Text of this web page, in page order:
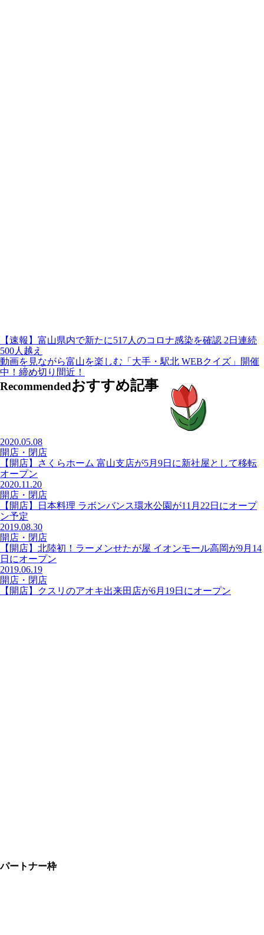
【速報】富山県内で新たに517人のコロナ感染を確認 2日連続
500人越え
動画を見ながら富山を楽しむ「大手・駅北 WEBクイズ」開催
中！締め切り間近！
Recommendedおすすめ記事
2020.05.08
開店・閉店
【開店】さくらホーム 富山支店が5月9日に新社屋として移転
オープン
2020.11.20
開店・閉店
【開店】日本料理 ラボンバンス環水公園が11月22日にオープ
ン予定
2019.08.30
開店・閉店
【開店】北陸初！ラーメンせたが屋 イオンモール高岡が9月14
日にオープン
2019.06.19
開店・閉店
【開店】クスリのアオキ出来田店が6月19日にオープン
パートナー枠